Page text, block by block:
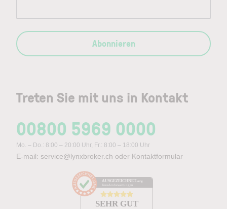
Treten Sie mit uns in Kontakt
00800 5969 0000
Mo. – Do.: 8:00 – 20:00 Uhr, Fr.: 8:00 – 18:00 Uhr
E-mail: service@lynxbroker.ch oder Kontaktformular
AUSGEZEICHNET .org
Kundenbewertungen
SEHR GUT
Abonnieren